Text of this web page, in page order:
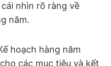
nhìn rõ ràng về
năm.
hoạch hàng năm
các mục tiêu và kết